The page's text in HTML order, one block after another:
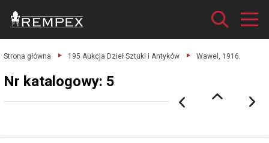
Strona główna 195 Aukcja Dzieł Sztuki i Antyków Wawel, 1916.
Nr katalogowy: 5